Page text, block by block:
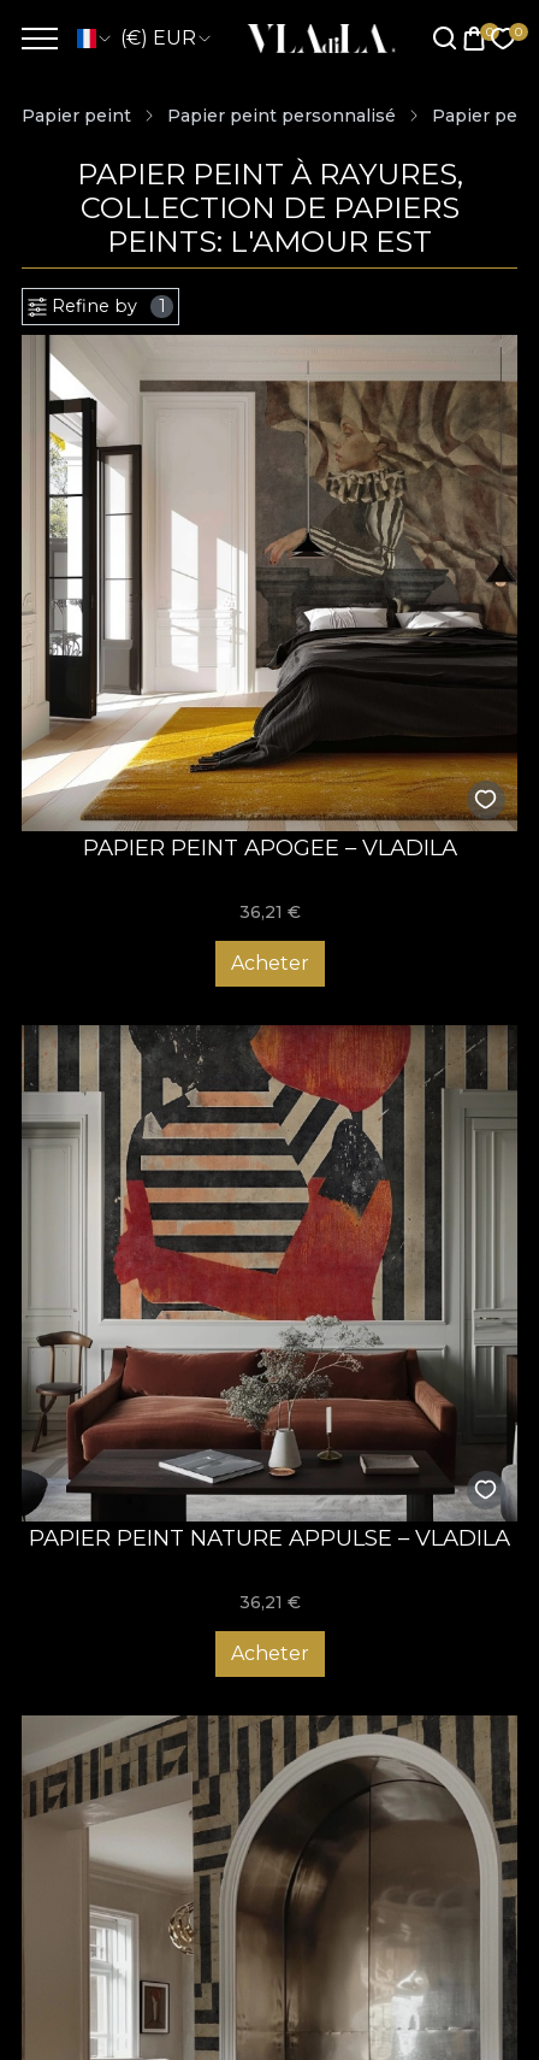
(€) EUR
Papier peint Papier peint personnalisé Papier
PAPIER PEINT À RAYURES,
COLLECTION DE PAPIERS
PEINTS: L'AMOUR EST
Refine by 1
PAPIER PEINT APOGEE – VLADILA
36,21 €
Acheter
PAPIER PEINT NATURE APPULSE – VLADILA
36,21 €
Acheter